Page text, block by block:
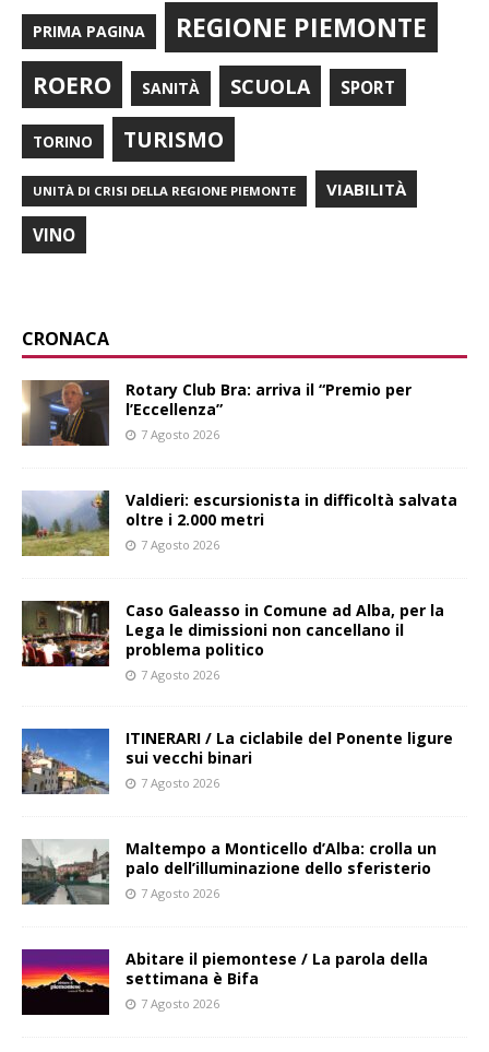
PRIMA PAGINA REGIONE PIEMONTE
ROERO SANITÀ SCUOLA SPORT
TORINO TURISMO
UNITÀ DI CRISI DELLA REGIONE PIEMONTE VIABILITÀ
VINO
CRONACA
Rotary Club Bra: arriva il “Premio per
l’Eccellenza”
7 Agosto 2026
Valdieri: escursionista in difficoltà salvata
oltre i 2.000 metri
7 Agosto 2026
Caso Galeasso in Comune ad Alba, per la
Lega le dimissioni non cancellano il
problema politico
7 Agosto 2026
ITINERARI / La ciclabile del Ponente ligure
sui vecchi binari
7 Agosto 2026
Maltempo a Monticello d’Alba: crolla un
palo dell’illuminazione dello sferisterio
7 Agosto 2026
Abitare il piemontese / La parola della
settimana è Bifa
7 Agosto 2026